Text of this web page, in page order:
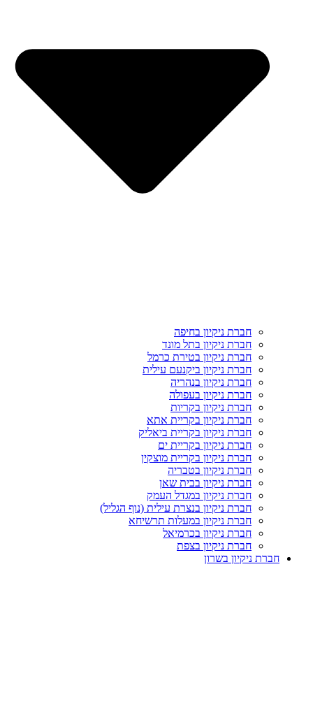
חברת ניקיון בחיפה
חברת ניקיון בתל מונד
חברת ניקיון בטירת כרמל
חברת ניקיון ביקנעם עילית
חברת ניקיון בנהריה
חברת ניקיון בעפולה
חברת ניקיון בקריות
חברת ניקיון בקריית אתא
חברת ניקיון בקריית ביאליק
חברת ניקיון בקריית ים
חברת ניקיון בקריית מוצקין
חברת ניקיון בטבריה
חברת ניקיון בבית שאן
חברת ניקיון במגדל העמק
חברת ניקיון בנצרת עילית (נוף הגליל)
חברת ניקיון במעלות תרשיחא
חברת ניקיון בכרמיאל
חברת ניקיון בצפת
חברת ניקיון בשרון